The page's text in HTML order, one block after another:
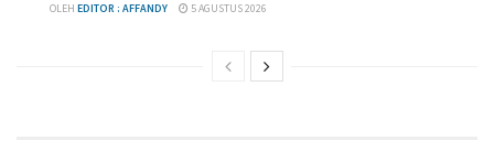
OLEH EDITOR : AFFANDY 5 AGUSTUS 2026